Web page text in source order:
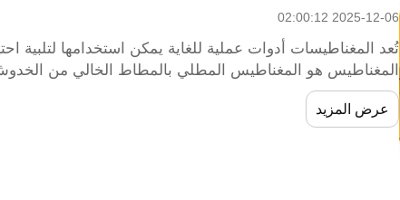
2025-12-06 02:00:12
تُعد المغناطيسات أدوات عملية للغاية يمكن استخدامها لتلبية
المغناطيس هو المغناطيس المطلي بالمطاط الخالي من
المقاومة للخدوش تمنع المغناطيسات المطاطية...
عرض المزيد